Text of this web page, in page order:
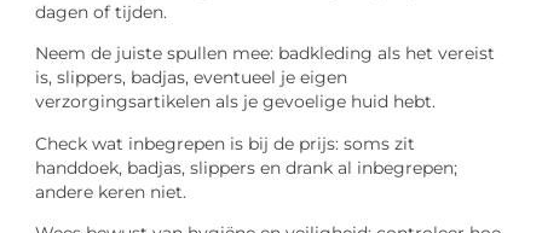
dagen of tijden.
Neem de juiste spullen mee: badkleding als het vereist
is, slippers, badjas, eventueel je eigen
verzorgingsartikelen als je gevoelige huid hebt.
Check wat inbegrepen is bij de prijs: soms zit
handdoek, badjas, slippers en drank al inbegrepen;
andere keren niet.